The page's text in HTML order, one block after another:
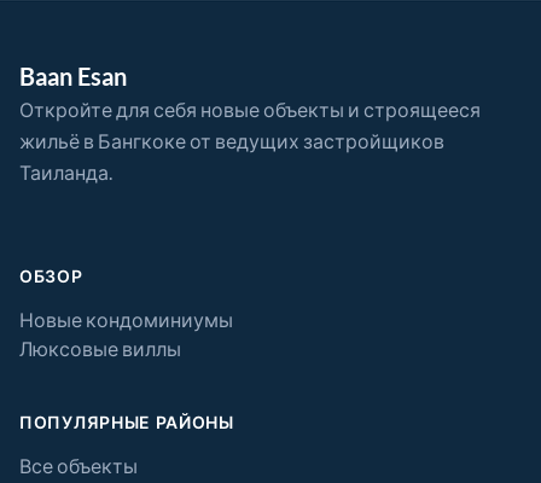
Baan Esan
Откройте для себя новые объекты и строящееся
жильё в Бангкоке от ведущих застройщиков
Таиланда.
ОБЗОР
Новые кондоминиумы
Люксовые виллы
ПОПУЛЯРНЫЕ РАЙОНЫ
Все объекты